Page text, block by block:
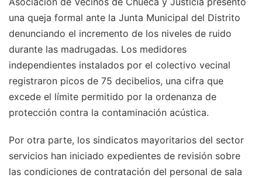
una queja formal ante la Junta Municipal del Distrito
denunciando el incremento de los niveles de ruido
durante las madrugadas. Los medidores
independientes instalados por el colectivo vecinal
registraron picos de 75 decibelios, una cifra que
excede el límite permitido por la ordenanza de
protección contra la contaminación acústica.
Por otra parte, los sindicatos mayoritarios del sector
servicios han iniciado expedientes de revisión sobre
las condiciones de contratación del personal de sala